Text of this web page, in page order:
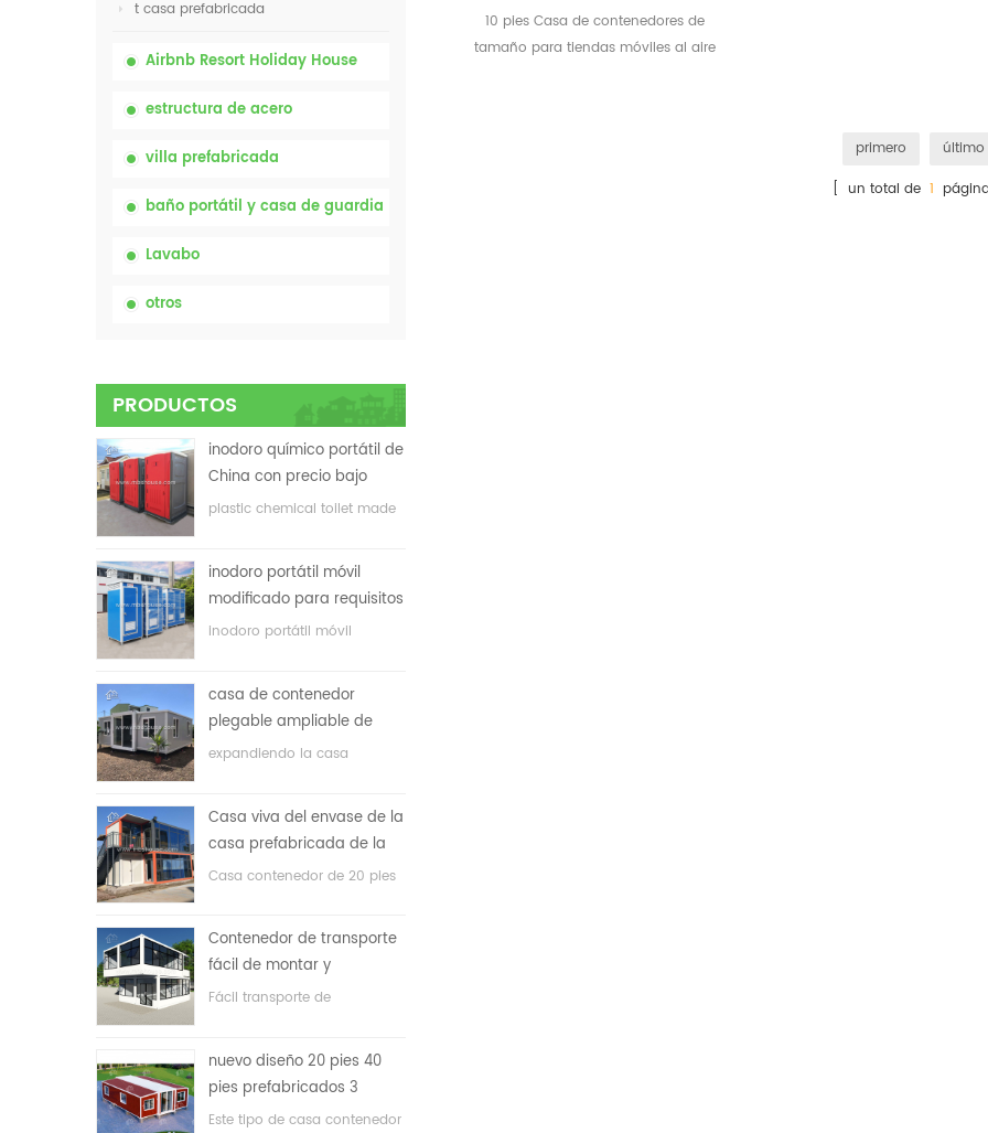
t casa prefabricada
Airbnb Resort Holiday House
estructura de acero
villa prefabricada
baño portátil y casa de guardia
Lavabo
otros
PRODUCTOS
inodoro químico portátil de
China con precio bajo
plastic chemical toilet made
inodoro portátil móvil
modificado para requisitos
particulares barato de
inodoro portátil móvil
casa de contenedor
plegable ampliable de
bajo precio
expandiendo la casa
Casa viva del envase de la
casa prefabricada de la
prueba de fuego de los
Casa contenedor de 20 pies
Contenedor de transporte
fácil de montar y
conveniente
Fácil transporte de
nuevo diseño 20 pies 40
pies prefabricados 3
dormitorios pequeña casa
Este tipo de casa contenedor
10 pies Casa de contenedores de
tamaño para tiendas móviles al aire
primero
último
[ un total de 1